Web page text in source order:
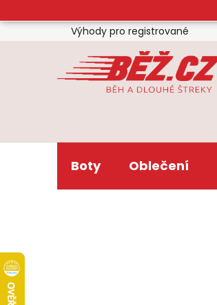
na
obsah
Výhody pro registrované
Boty Oblečení